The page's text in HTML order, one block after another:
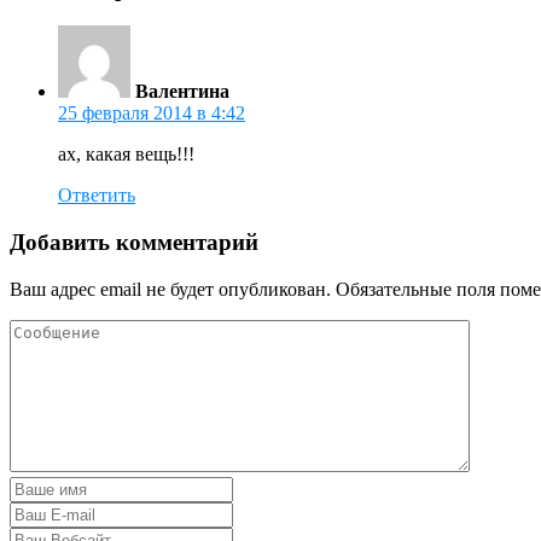
Валентина
25 февраля 2014 в 4:42
ах, какая вещь!!!
Ответить
Добавить комментарий
Ваш адрес email не будет опубликован. Обязательные поля